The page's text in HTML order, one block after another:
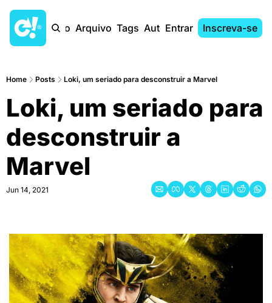
Início Arquivo Tags AutoresEntrar Inscreva-se
Home Posts Loki, um seriado para desconstruir a Marvel
Loki, um seriado para
desconstruir a
Marvel
Jun 14, 2021